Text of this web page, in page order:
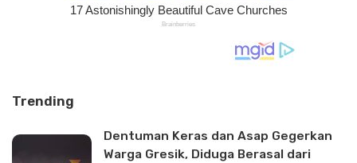
Trending
Dentuman Keras dan Asap Gegerkan
Warga Gresik, Diduga Berasal dari